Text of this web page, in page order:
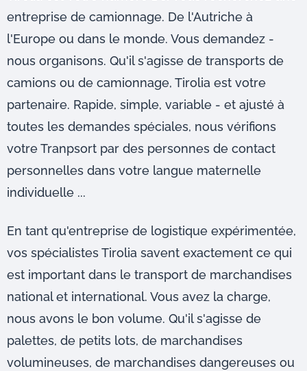
entreprise de camionnage. De l'Autriche à
l'Europe ou dans le monde. Vous demandez -
nous organisons. Qu'il s'agisse de transports de
camions ou de camionnage, Tirolia est votre
partenaire. Rapide, simple, variable - et ajusté à
toutes les demandes spéciales, nous vérifions
votre Tranpsort par des personnes de contact
personnelles dans votre langue maternelle
individuelle ...
En tant qu'entreprise de logistique expérimentée,
vos spécialistes Tirolia savent exactement ce qui
est important dans le transport de marchandises
national et international. Vous avez la charge,
nous avons le bon volume. Qu'il s'agisse de
palettes, de petits lots, de marchandises
volumineuses, de marchandises dangereuses ou